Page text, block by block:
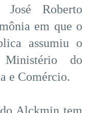
José Roberto
em que o
assumiu o
do
e Comércio.